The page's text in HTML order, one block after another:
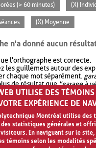
(> 60 minutes) (X)
(X) Moyenne
n'a donné aucun
l'orthographe est correcte.
les guillemets autour des
chaque mot séparément.
de résultat que"garage à
d'élargir votre recherche avec
souvent plus de résultat que
UTILISE DES
EXPÉRIENCE DE
Montréal utilise des
statistiques générales et
En naviguant sur le site,
témoins selon les modalités